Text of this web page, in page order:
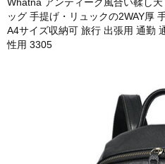
ッグ 手提げ・リュックの2WAY厚
A4サイズ収納可 旅行 出張用 通勤
性用 3305